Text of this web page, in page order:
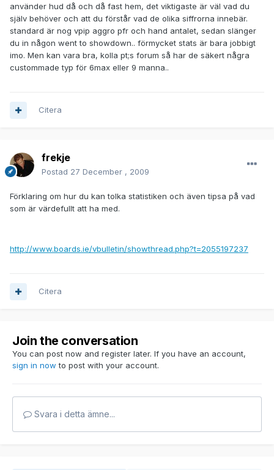
använder hud då och då fast hem, det viktigaste är väl vad du
själv behöver och att du förstår vad de olika siffrorna innebär.
standard är nog vpip aggro pfr och hand antalet, sedan slänger
du in någon went to showdown.. förmycket stats är bara jobbigt
imo. Men kan vara bra, kolla pt;s forum så har de säkert några
custommade typ för 6max eller 9 manna..
Citera
frekje
Postad 27 December , 2009
Förklaring om hur du kan tolka statistiken och även tipsa på vad
som är värdefullt att ha med.
http://www.boards.ie/vbulletin/showthread.php?t=2055197237
Citera
Join the conversation
You can post now and register later. If you have an account,
sign in now to post with your account.
Svara i detta ämne...